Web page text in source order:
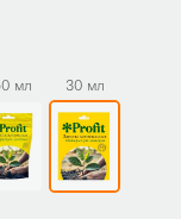
мл 30 мл